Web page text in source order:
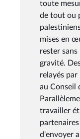
toute
de tout ou
mises en
rester
gravité.
relayés par
au Conseil
travailler
d'envoyer